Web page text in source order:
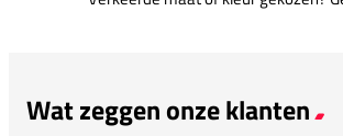
Wat zeggen onze klanten